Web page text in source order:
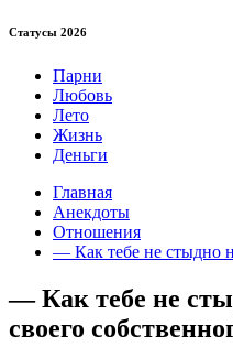
Статуcы 2026
Парни
Любовь
Лето
Жизнь
Деньги
Главная
Анекдоты
Отношения
— Как тебе не стыдно
— Как тебе не
своего